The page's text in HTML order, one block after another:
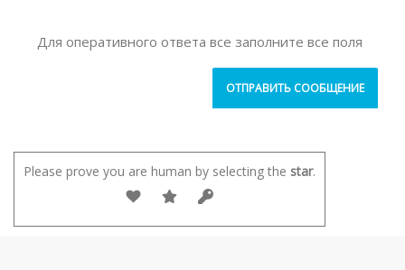
Для оперативного ответа все заполните все поля
Please prove you are human by selecting the star.